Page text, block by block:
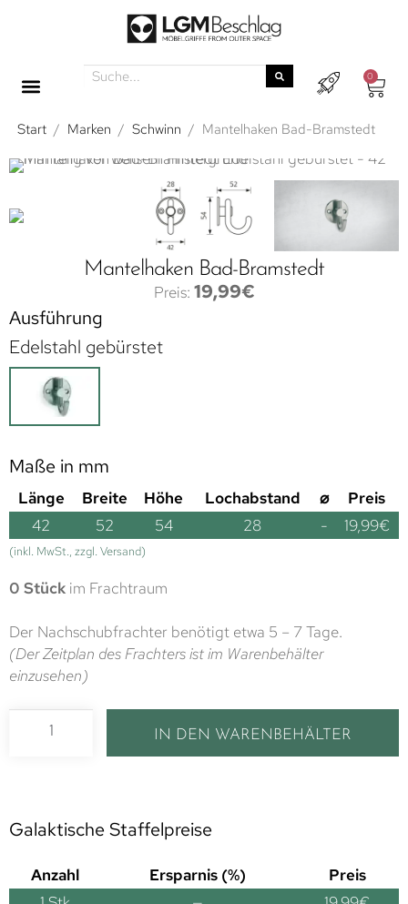
0
Start / Marken / Schwinn / Mantelhaken Bad-Bramstedt
Mantelhaken Bad-Bramstedt
19,99€
Ausführung
Edelstahl gebürstet
Maße in mm
Länge Breite Höhe Lochabstand ⌀
Preis
42
52 54 28 - 19,99€
(inkl. MwSt., zzgl. Versand)
0 Stück im Frachtraum
Der Nachschubfrachter benötigt etwa 5 – 7 Tage.
(Der Zeitplan des Frachters ist im Warenbehälter
einzusehen)
IN DEN WARENBEHÄLTER
Galaktische Staffelpreise
Anzahl Ersparnis (%)
Preis